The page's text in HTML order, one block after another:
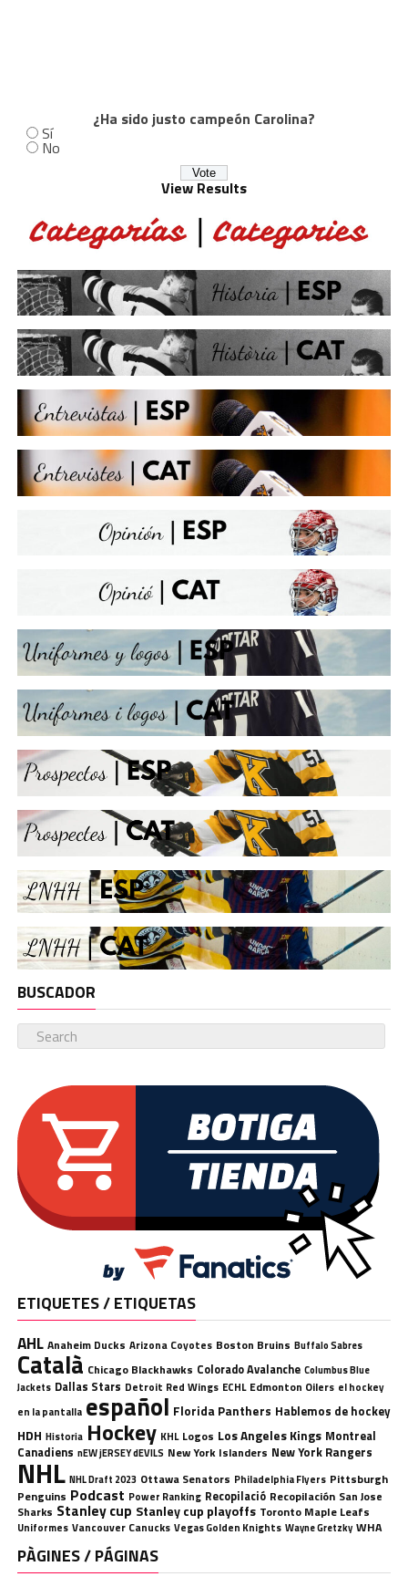
¿Ha sido justo campeón Carolina?
Sí
No
View Results
BUSCADOR
ETIQUETES / ETIQUETAS
AHL Anaheim Ducks Arizona Coyotes Boston Bruins Buffalo Sabres
Català Chicago Blackhawks Colorado Avalanche Columbus Blue
Jackets Dallas Stars Detroit Red Wings ECHL Edmonton Oilers el hockey
en la pantalla español Florida Panthers Hablemos de hockey
HDH Historia Hockey KHL Logos Los Angeles Kings Montreal
Canadiens nEW jERSEY dEVILS New York Islanders New York Rangers
NHL NHL Draft 2023 Ottawa Senators Philadelphia Flyers Pittsburgh
Penguins Podcast Power Ranking Recopilació Recopilación San Jose
Sharks Stanley cup Stanley cup playoffs Toronto Maple Leafs
Uniformes Vancouver Canucks Vegas Golden Knights Wayne Gretzky WHA
PÀGINES / PÁGINAS